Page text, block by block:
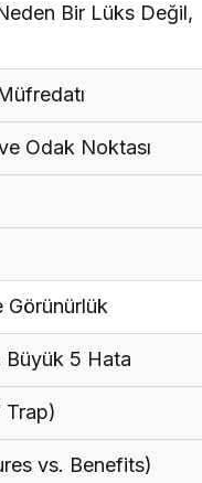
Bir Lüks Değil,
Odak Noktası
Görünürlük
Büyük 5 Hata
Trap)
vs. Benefits)